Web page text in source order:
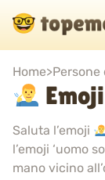
Home>Persone
Saluta l’emoji
l’emoji ‘uomo
mano vicino